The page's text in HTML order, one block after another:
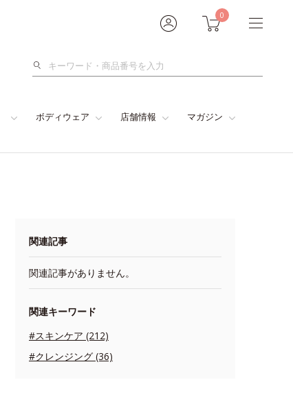
0
検
ボディウェア 店舗情報 マガジン
関連記事
関連記事がありません。
関連キーワード
#スキンケア (212)
#クレンジング (36)